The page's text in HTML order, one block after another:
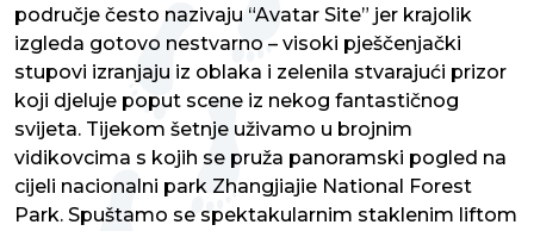
područje često nazivaju “Avatar Site” jer krajolik
izgleda gotovo nestvarno – visoki pješčenjački
stupovi izranjaju iz oblaka i zelenila stvarajući prizor
koji djeluje poput scene iz nekog fantastičnog
svijeta. Tijekom šetnje uživamo u brojnim
vidikovcima s kojih se pruža panoramski pogled na
cijeli nacionalni park Zhangjiajie National Forest
Park. Spuštamo se spektakularnim staklenim liftom